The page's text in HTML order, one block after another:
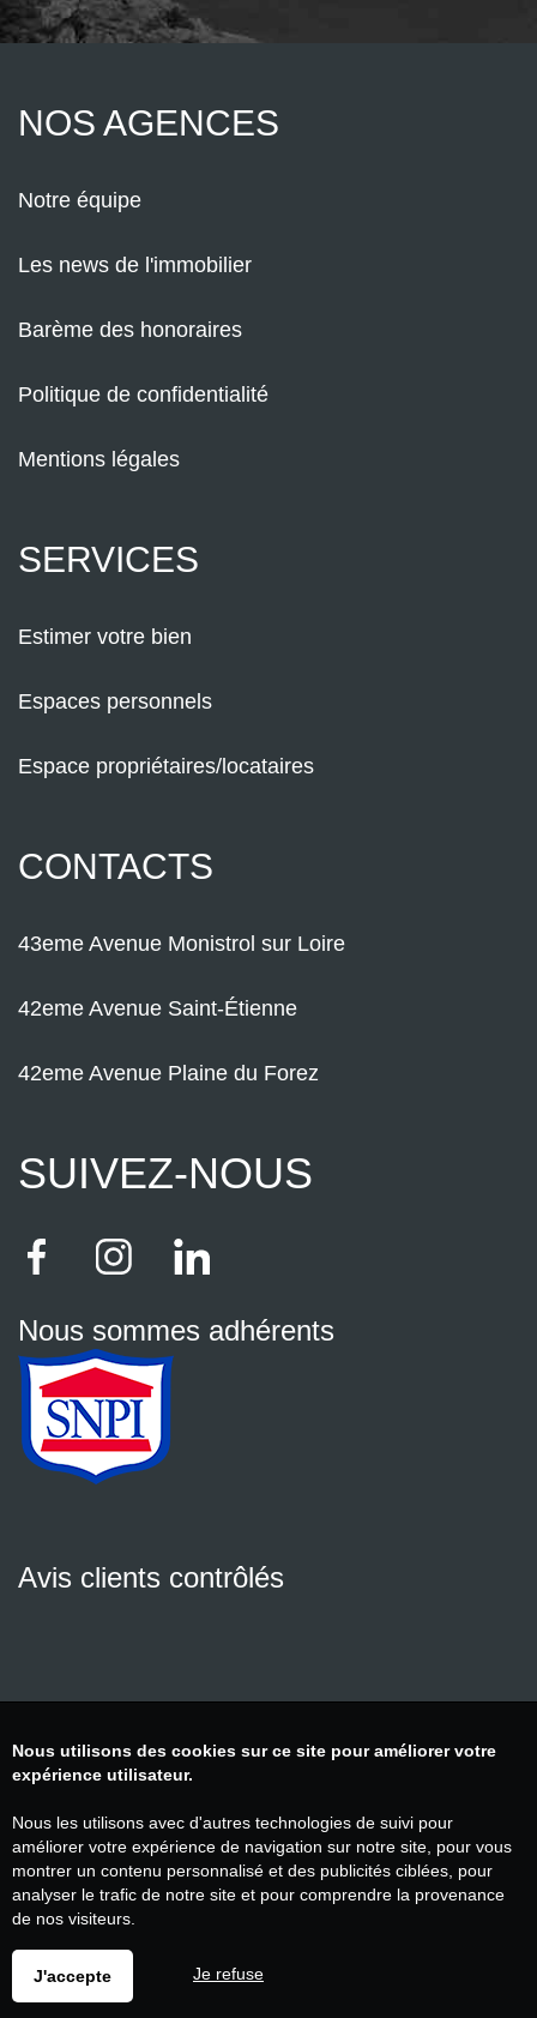
NOS AGENCES
Notre équipe
Les news de l'immobilier
Barème des honoraires
Politique de confidentialité
Mentions légales
SERVICES
Estimer votre bien
Espaces personnels
Espace propriétaires/locataires
CONTACTS
43eme Avenue Monistrol sur Loire
42eme Avenue Saint-Étienne
42eme Avenue Plaine du Forez
SUIVEZ-NOUS
Nous sommes adhérents
Avis clients contrôlés
Nous utilisons des cookies sur ce site pour améliorer votre
expérience utilisateur.
Nous les utilisons avec d'autres technologies de suivi pour
améliorer votre expérience de navigation sur notre site, pour vous
montrer un contenu personnalisé et des publicités ciblées, pour
analyser le trafic de notre site et pour comprendre la provenance
de nos visiteurs.
J'accepte Je refuse